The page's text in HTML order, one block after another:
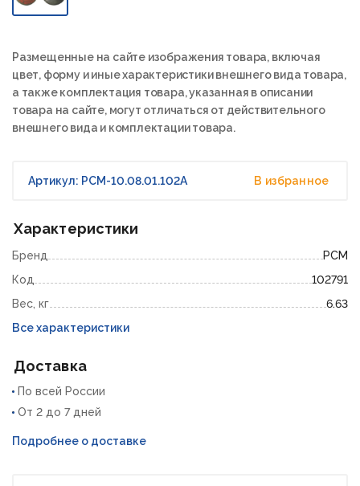
Размещенные на сайте изображения товара, включая
цвет, форму и иные характеристики внешнего вида товара,
а также комплектация товара, указанная в описании
товара на сайте, могут отличаться от действительного
внешнего вида и комплектации товара.
Артикул: РСМ-10.08.01.102А В избранное
Характеристики
Бренд
РСМ
Код
102791
Вес, кг
6.63
Все характеристики
Доставка
По всей России
От 2 до 7 дней
Подробнее о доставке